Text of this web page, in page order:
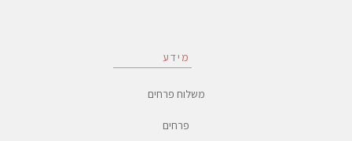
מידע
משלוח פרחים
פרחים